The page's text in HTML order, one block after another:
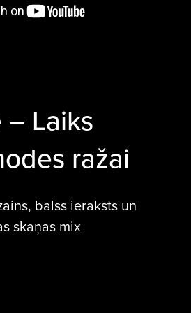
Laiks
ražai
balss ieraksts un
skaņas mix